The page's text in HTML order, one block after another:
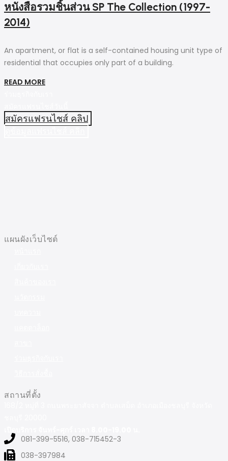
หนังสือรวมชิ้นส่วน SP The Collection (1997-
2014)
An apartment, or flat is a self-contained housing unit type of
residential that occupies only part of a building.
READ MORE
สมัครแฟรนไชส์ คลิป
แผนผังเว็บไซต์
สถานที่ตั้ง
081-399-5516, 038-715452-3
038-397984